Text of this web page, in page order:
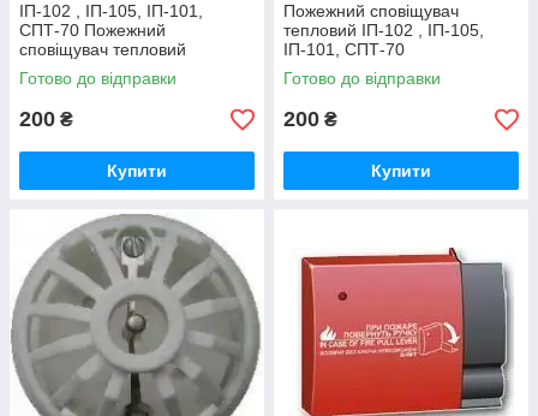
ІП-102 , ІП-105, ІП-101,
СПТ-70 Пожежний
сповіщувач тепловий
Готово до відправки
200 ₴
Купити
Пожежний сповіщувач
тепловий ІП-102 , ІП-105,
ІП-101, СПТ-70
Готово до відправки
200 ₴
Купити